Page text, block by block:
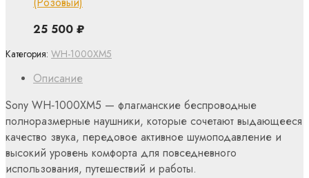
Описание
Sony WH‑1000XM5 — флагманские беспроводные
полноразмерные наушники, которые сочетают выдающееся
качество звука, передовое активное шумоподавление и
высокий уровень комфорта для повседневного
использования, путешествий и работы.
Категория: WH-1000XM5
25 500 ₽